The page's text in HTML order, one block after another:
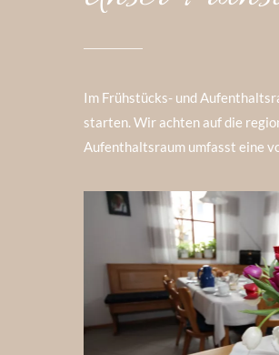
Im Frühstücks- und
starten. Wir achten auf die
Aufenthaltsraum umfasst eine